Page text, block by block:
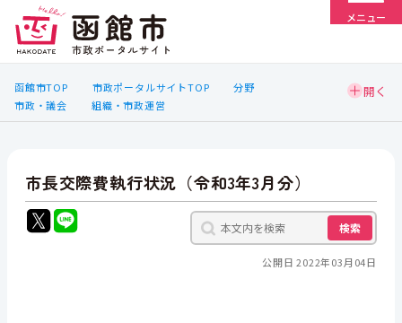
メニュー
函館市TOP 市政ポータルサイトTOP
分野
市政・議会
組織・市政運営
市長交際費執行状況（令和3年3月分）
検索
公開日 2022年03月04日